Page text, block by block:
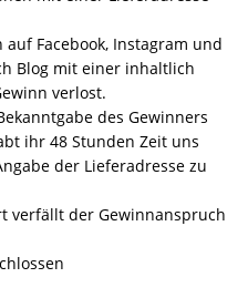
Facebook, Instagram und
Blog mit einer inhaltlich
verlost.
des Gewinners
ihr 48 Stunden Zeit uns
der Lieferadresse zu
verfällt der Gewinnanspruch